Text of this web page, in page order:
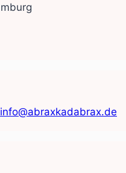
info@abraxkadabrax.de